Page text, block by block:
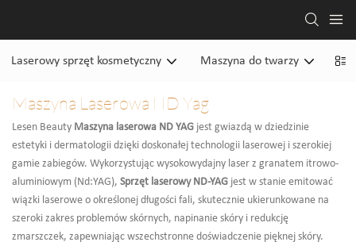
Laserowy sprzęt kosmetyczny Maszyna do twarzy
Maszyna Laserowa ND Yag
Lesen Beauty Maszyna laserowa ND YAG jest gwiazdą w dziedzinie
estetyki i dermatologii dzięki doskonałej technologii laserowej i szerokiej
gamie zabiegów. Wykorzystując wysokowydajny laser z granatem itrowo-
aluminiowym (Nd:YAG), Sprzęt laserowy ND-YAG jest w stanie emitować
wiązki laserowe o określonej długości fali, skutecznie ukierunkowane na
szeroki zakres problemów skórnych, napinanie skóry i redukcję
zmarszczek, zapewniając wszechstronne doświadczenie pięknej skóry.